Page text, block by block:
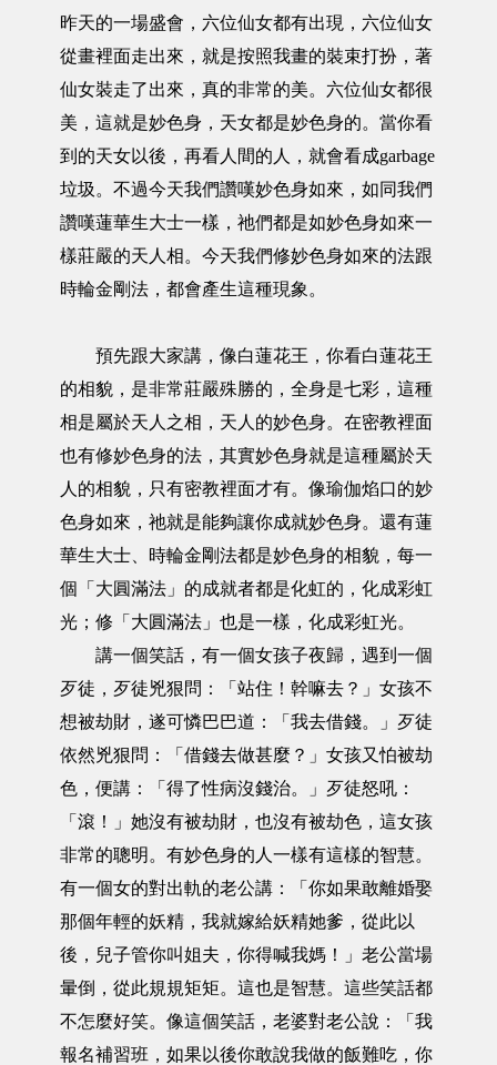
昨天的一場盛會，六位仙女都有出現，六位仙女
從畫裡面走出來，就是按照我畫的裝束打扮，著
仙女裝走了出來，真的非常的美。六位仙女都很
美，這就是妙色身，天女都是妙色身的。當你看
到的天女以後，再看人間的人，就會看成garbage
垃圾。不過今天我們讚嘆妙色身如來，如同我們
讚嘆蓮華生大士一樣，祂們都是如妙色身如來一
樣莊嚴的天人相。今天我們修妙色身如來的法跟
時輪金剛法，都會產生這種現象。
預先跟大家講，像白蓮花王，你看白蓮花王
的相貌，是非常莊嚴殊勝的，全身是七彩，這種
相是屬於天人之相，天人的妙色身。在密教裡面
也有修妙色身的法，其實妙色身就是這種屬於天
人的相貌，只有密教裡面才有。像瑜伽焰口的妙
色身如來，祂就是能夠讓你成就妙色身。還有蓮
華生大士、時輪金剛法都是妙色身的相貌，每一
個「大圓滿法」的成就者都是化虹的，化成彩虹
光；修「大圓滿法」也是一樣，化成彩虹光。
講一個笑話，有一個女孩子夜歸，遇到一個
歹徒，歹徒兇狠問：「站住！幹嘛去？」女孩不
想被劫財，遂可憐巴巴道：「我去借錢。」歹徒
依然兇狠問：「借錢去做甚麼？」女孩又怕被劫
色，便講：「得了性病沒錢治。」歹徒怒吼：
「滾！」她沒有被劫財，也沒有被劫色，這女孩
非常的聰明。有妙色身的人一樣有這樣的智慧。
有一個女的對出軌的老公講：「你如果敢離婚娶
那個年輕的妖精，我就嫁給妖精她爹，從此以
後，兒子管你叫姐夫，你得喊我媽！」老公當場
暈倒，從此規規矩矩。這也是智慧。這些笑話都
不怎麼好笑。像這個笑話，老婆對老公說：「我
報名補習班，如果以後你敢說我做的飯難吃，你